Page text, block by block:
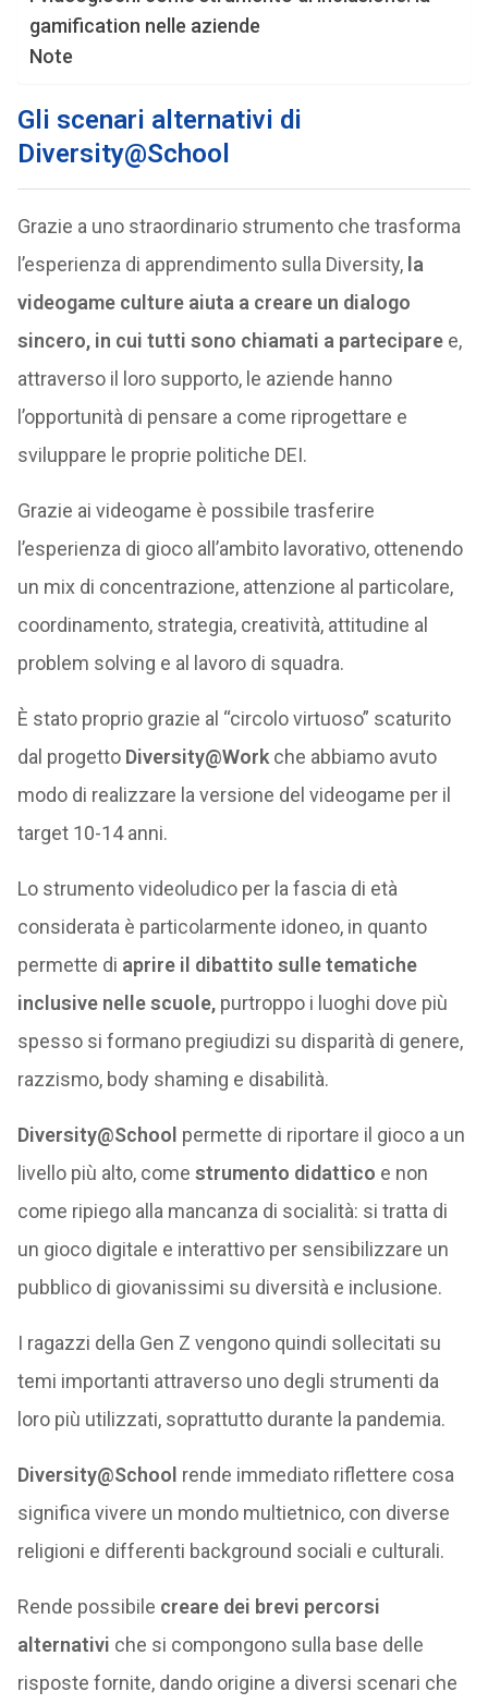
gamification nelle aziende
Note
Gli scenari alternativi di
Diversity@School
Grazie a uno straordinario strumento che trasforma
l’esperienza di apprendimento sulla Diversity,la
videogame culture aiuta a creare un dialogo
sincero, in cui tutti sono chiamati a parteciparee,
attraverso il loro supporto, le aziende hanno
l’opportunità di pensare a come riprogettare e
sviluppare le proprie politiche DEI.
Grazie ai videogame è possibile trasferire
l’esperienza di gioco all’ambito lavorativo, ottenendo
un mix di concentrazione, attenzione al particolare,
coordinamento, strategia, creatività, attitudine al
problem solving e al lavoro di squadra.
È stato proprio grazie al “circolo virtuoso” scaturito
dal progetto Diversity@Workche abbiamo avuto
modo di realizzare la versione del videogame per il
target 10-14 anni.
Lo strumento videoludico per la fascia di età
considerata è particolarmente idoneo, in quanto
permette di aprire il dibattito sulle tematiche
inclusive nelle scuole,purtroppo i luoghi dove più
spesso si formano pregiudizi su disparità di genere,
razzismo, body shaming e disabilità.
Diversity@School permette di riportare il gioco a un
livello più alto, come strumento didattico e non
come ripiego alla mancanza di socialità: si tratta di
un gioco digitale e interattivo per sensibilizzare un
pubblico di giovanissimi su diversità e inclusione.
I ragazzi della Gen Z vengono quindi sollecitati su
temi importanti attraverso uno degli strumenti da
loro più utilizzati, soprattutto durante la pandemia.
Diversity@School rende immediato riflettere cosa
significa vivere un mondo multietnico, con diverse
religioni e differenti background sociali e culturali.
Rende possibile creare dei brevi percorsi
alternativi che si compongono sulla base delle
risposte fornite, dando origine a diversi scenari che